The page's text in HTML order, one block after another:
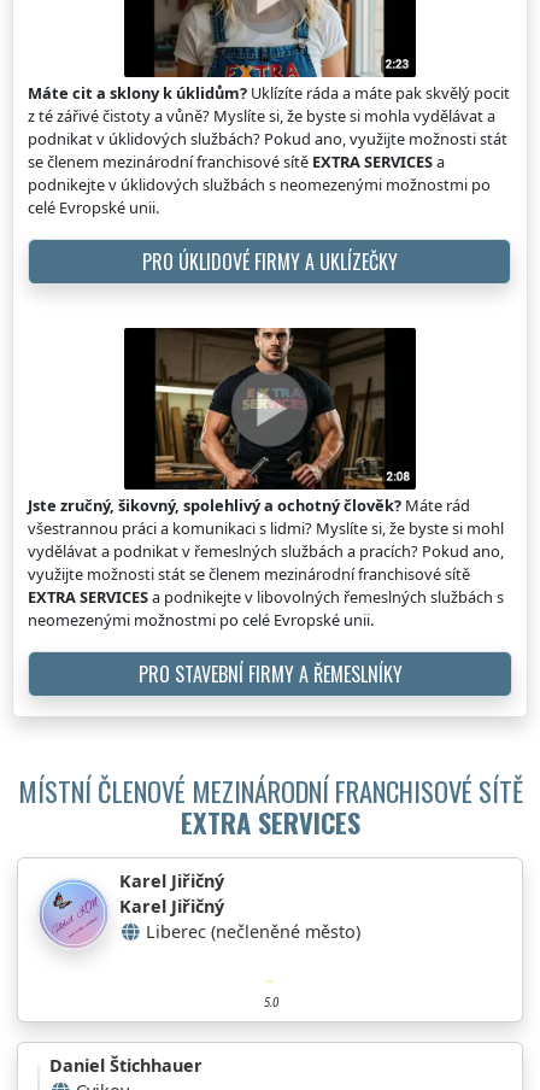
Máte cit a sklony k úklidům? Uklízíte ráda a máte pak skvělý pocit
z té zářivé čistoty a vůně? Myslíte si, že byste si mohla vydělávat a
podnikat v úklidových službách? Pokud ano, využijte možnosti stát
se členem mezinárodní franchisové sítě EXTRA SERVICESa
podnikejte v úklidových službách s neomezenými možnostmi po
celé Evropské unii.
PRO ÚKLIDOVÉ FIRMY A UKLÍZEČKY
Jste zručný, šikovný, spolehlivý a ochotný člověk? Máte rád
všestrannou práci a komunikaci s lidmi? Myslíte si, že byste si mohl
vydělávat a podnikat v řemeslných službách a pracích? Pokud ano,
využijte možnosti stát se členem mezinárodní franchisové sítě
EXTRA SERVICESa podnikejte v libovolných řemeslných službách s
neomezenými možnostmi po celé Evropské unii.
PRO STAVEBNÍ FIRMY A ŘEMESLNÍKY
MÍSTNÍ ČLENOVÉ MEZINÁRODNÍ FRANCHISOVÉ SÍTĚ
EXTRA SERVICES
Karel Jiřičný
Karel Jiřičný
Liberec (nečleněné město)
5.0
Daniel Štichhauer